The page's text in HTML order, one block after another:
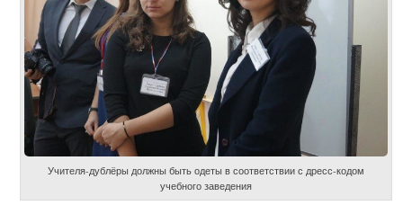
Учителя-дублёры должны быть одеты в соответствии с дресс-кодом
учебного заведения